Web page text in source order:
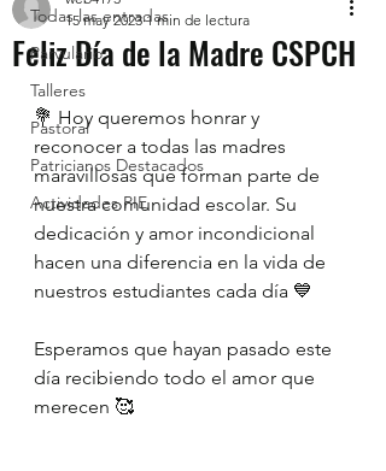
Todas las entradas
Parvulario
Talleres
Pastoral
Patricianos Destacados
Actividades PIE
Feliz Día de la Madre CSPCH
15 may 2023 1 min de lectura
💐 Hoy queremos honrar y
reconocer a todas las madres
maravillosas que forman parte de
nuestra comunidad escolar. Su
dedicación y amor incondicional
hacen una diferencia en la vida de
nuestros estudiantes cada día 💙
Esperamos que hayan pasado este
día recibiendo todo el amor que
merecen 🥰